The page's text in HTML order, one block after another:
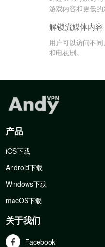
游戏内容和更低的
解锁流媒体内容
用户可以访问不
和电视剧。
产品
iOS下载
Android下载
Windows下载
macOS下载
关于我们
Facebook